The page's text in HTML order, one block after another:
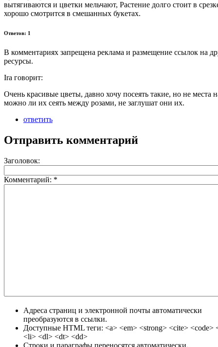
вытягиваются и цветки мельчают, Растение долго стоит в
хорошо смотрится в смешанных букетах.
Ответов: 1
В комментариях запрещена реклама и размещение ссылок на
ресурсы.
Ira говорит:
Очень красивые цветы, давно хочу посеять такие, но не места
можно ли их сеять между розами, не заглушат они их.
ответить
Отправить комментарий
Заголовок:
Комментарий: *
Адреса страниц и электронной почты автоматически
преобразуются в ссылки.
Доступные HTML теги: <a> <em> <strong> <cite> <code>
<li> <dl> <dt> <dd>
Строки и параграфы переносятся автоматически.